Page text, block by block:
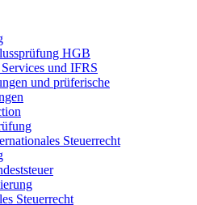
HGB
und IFRS
und prüferische
Steuerrecht
Steuerrecht